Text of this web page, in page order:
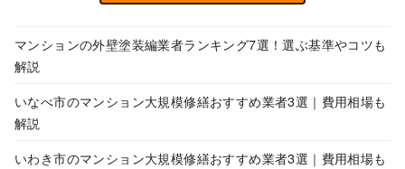
マンションの外壁塗装編業者ランキング7選！選ぶ基準やコツも
解説
いなべ市のマンション大規模修繕おすすめ業者3選｜費用相場も
解説
いわき市のマンション大規模修繕おすすめ業者3選｜費用相場も